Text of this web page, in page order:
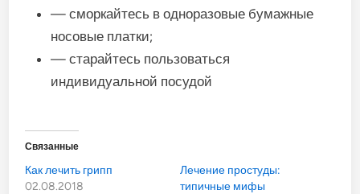
— сморкайтесь в одноразовые бумажные
носовые платки;
— старайтесь пользоваться
индивидуальной посудой
Связанные
Как лечить грипп
02.08.2018
Лечение простуды:
типичные мифы